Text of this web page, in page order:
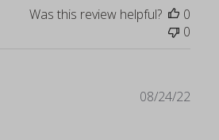
Was this review helpful?
0
0
08/24/22